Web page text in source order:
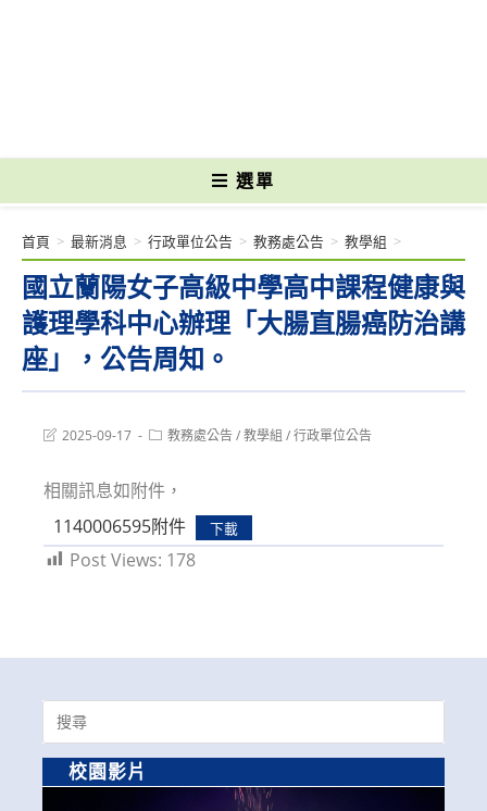
選單
國立蘭陽女子高級中學高中課程健康與
護理學科中心辦理「大腸直腸癌防治講
座」，公告周知。
首頁 > 最新消息 > 行政單位公告 > 教務處公告 > 教學組 >
Post2025-09-17
Post教務處公告/教學組 /行政單位公告
相關訊息如附件，
1140006595附件
下載
Post Views: 178
Search
for:
校園影片